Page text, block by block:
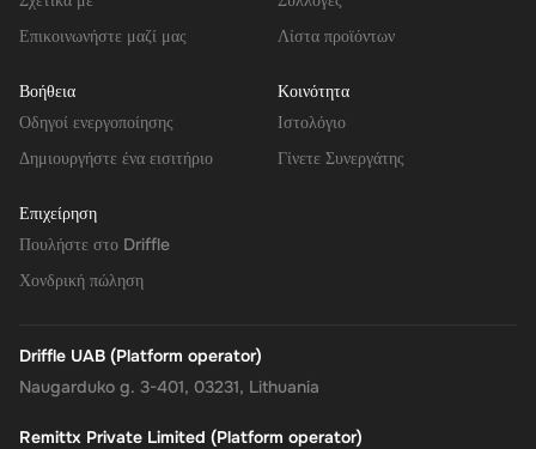
Επικοινωνήστε μαζί μας
Λίστα προϊόντων
Βοήθεια
Οδηγοί ενεργοποίησης
Δημιουργήστε ένα εισιτήριο
Κοινότητα
Ιστολόγιο
Γίνετε Συνεργάτης
Επιχείρηση
Πουλήστε στο Driffle
Χονδρική πώληση
Driffle UAB (Platform operator)
Naugarduko g. 3-401, 03231, Lithuania
Remittx Private Limited (Platform operator)